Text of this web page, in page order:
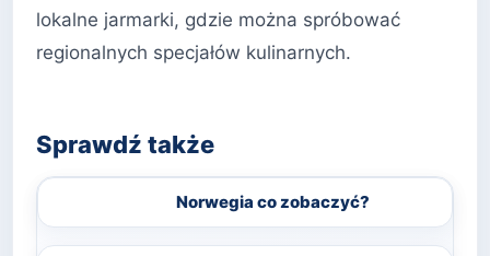
lokalne jarmarki, gdzie można spróbować
regionalnych specjałów kulinarnych.
Sprawdź także
Norwegia co zobaczyć?